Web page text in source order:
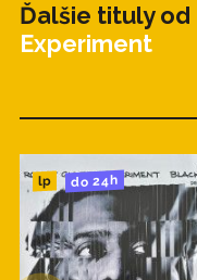
Ďalšie tituly od
Experiment
lp do 24h